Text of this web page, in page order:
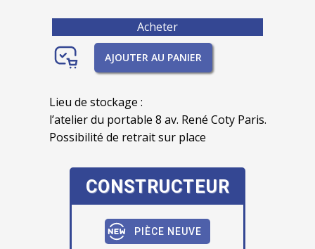
Acheter
AJOUTER AU PANIER
Lieu de stockage :
l’atelier du portable 8 av. René Coty Paris.
Possibilité de retrait sur place
CONSTRUCTEUR
PIÈCE NEUVE